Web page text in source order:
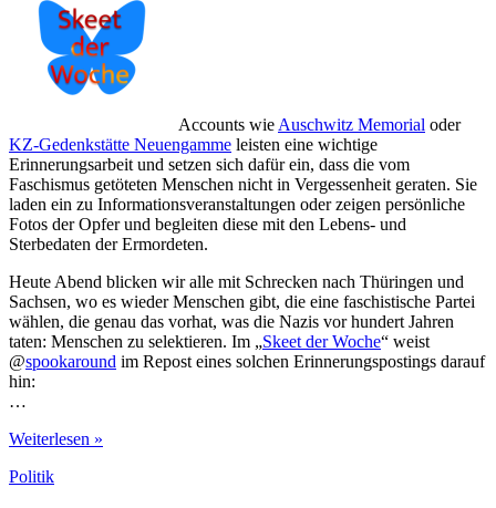
Accounts wieAuschwitz Memorial oder
KZ-Gedenkstätte Neuengamme leisten eine wichtige
Erinnerungsarbeit und setzen sich dafür ein, dass die vom
Faschismus getöteten Menschen nicht in Vergessenheit geraten. Sie
laden ein zu Informationsveranstaltungen oder zeigen persönliche
Fotos der Opfer und begleiten diese mit den Lebens- und
Sterbedaten der Ermordeten.
Heute Abend blicken wir alle mit Schrecken nach Thüringen und
Sachsen, wo es wieder Menschen gibt, die eine faschistische Partei
wählen, die genau das vorhat, was die Nazis vor hundert Jahren
taten: Menschen zu selektieren. Im „Skeet der Woche“ weist
@spookaround im Repost eines solchen Erinnerungspostings darauf
hin:
…
Nie
Faschismus
Weiterlesen »
Politik